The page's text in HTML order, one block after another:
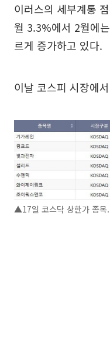
이러스의 세부계통
월 3.3%에서 2월에
르게 증가하고 있다.
이날 코스피 시장에
▲17일 코스닥 상한가 종목